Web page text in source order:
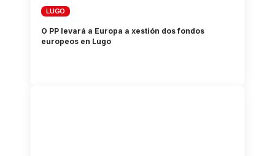
LUGO
O PP levará a Europa a xestión dos fondos
europeos en Lugo